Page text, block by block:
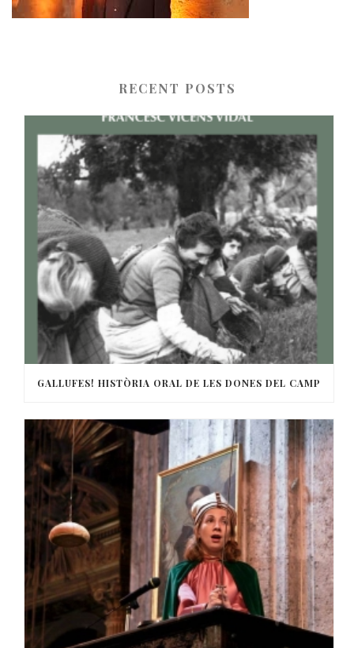
RECENT POSTS
GALLUFES! HISTÒRIA ORAL DE LES DONES DEL CAMP